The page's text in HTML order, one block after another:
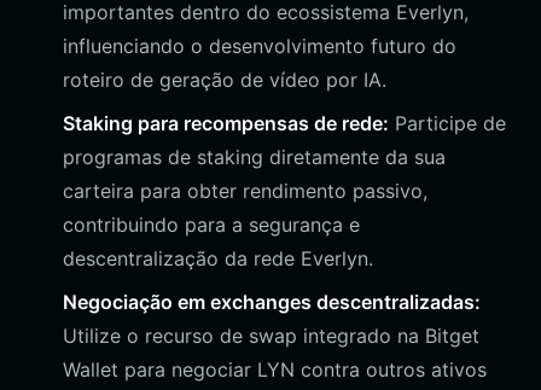
importantes dentro do ecossistema Everlyn,
influenciando o desenvolvimento futuro do
roteiro de geração de vídeo por IA.
Staking para recompensas de rede: Participe de
programas de staking diretamente da sua
carteira para obter rendimento passivo,
contribuindo para a segurança e
descentralização da rede Everlyn.
Negociação em exchanges descentralizadas:
Utilize o recurso de swap integrado na Bitget
Wallet para negociar LYN contra outros ativos